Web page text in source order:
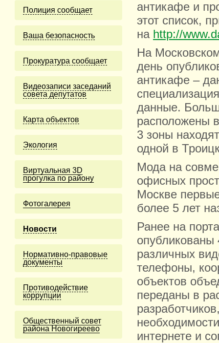
Полиция сообщает
Ваша безопасность
Прокуратура сообщает
Видеозаписи заседаний
совета депутатов
Карта объектов
Экология
Виртуальная 3D
прогулка по району
Фотогалерея
Новости
Нормативно-правовые
документы
Противодействие
коррупции
Общественный совет
района Новогиреево
антикафе и
этот список,
на http://
На
день
антикафе –
данные.
расположены
3 зоны
одной в
Мода на
офисных
Москве
более 5 лет
Ранее на
опубликованы
различных
телефоны,
объектов
переданы в
интернете и